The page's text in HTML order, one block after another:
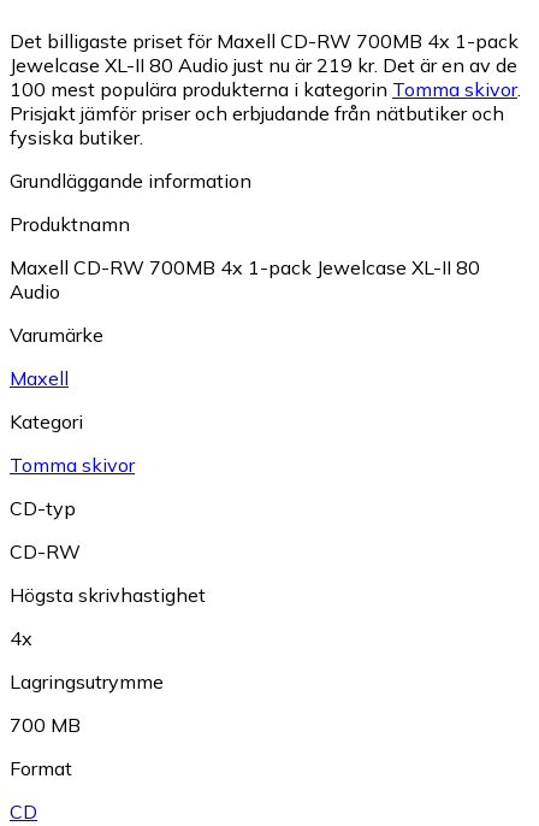
Det billigaste priset för Maxell CD-RW 700MB 4x 1-pack
Jewelcase XL-II 80 Audio just nu är 219 kr. Det är en av de
100 mest populära produkterna i kategorin Tomma skivor.
Prisjakt jämför priser och erbjudande från nätbutiker och
fysiska butiker.
Grundläggande information
Produktnamn
Maxell CD-RW 700MB 4x 1-pack Jewelcase XL-II 80
Audio
Varumärke
Maxell
Kategori
Tomma skivor
CD-typ
CD-RW
Högsta skrivhastighet
4x
Lagringsutrymme
700 MB
Format
CD